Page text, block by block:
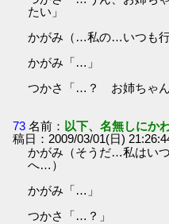
たい」
かがみ（…私の…いつも
かがみ「…」
つかさ「…？ お姉ちゃん
73 名前： 以下、名無しにか
稿日：2009/03/01(日)
かがみ（そうだ…私はい
へ…）
かがみ「…」
つかさ「…？」